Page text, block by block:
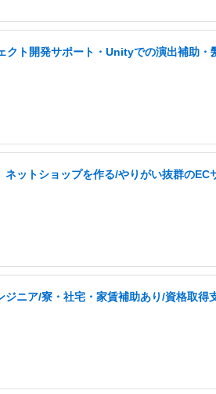
クト開発サポート・Unityでの演出補助
ネットショップを作る/やりがい抜群のEC
ニア/寮・社宅・家賃補助あり/資格取得